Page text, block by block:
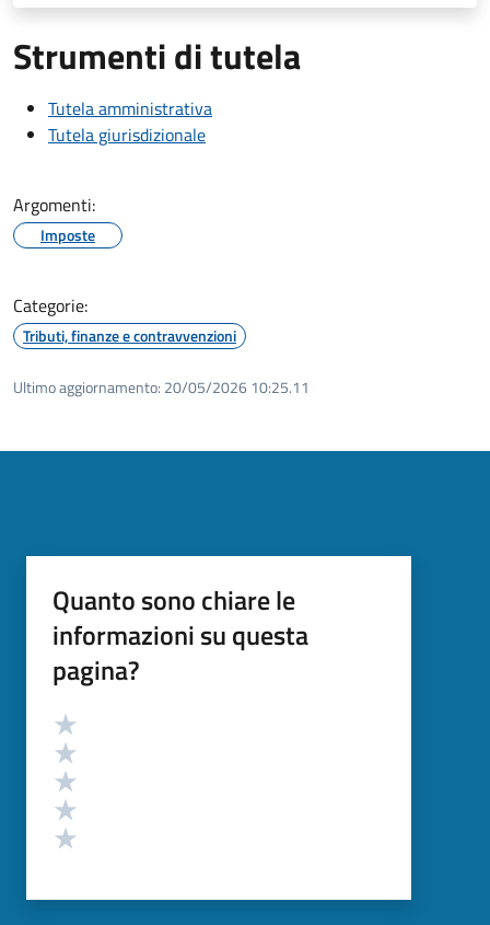
Strumenti di tutela
Tutela amministrativa
Tutela giurisdizionale
Argomenti:
Imposte
Categorie:
Tributi, finanze e contravvenzioni
Ultimo aggiornamento: 20/05/2026 10:25.11
Quanto sono chiare le
informazioni su questa
pagina?
Valutazione